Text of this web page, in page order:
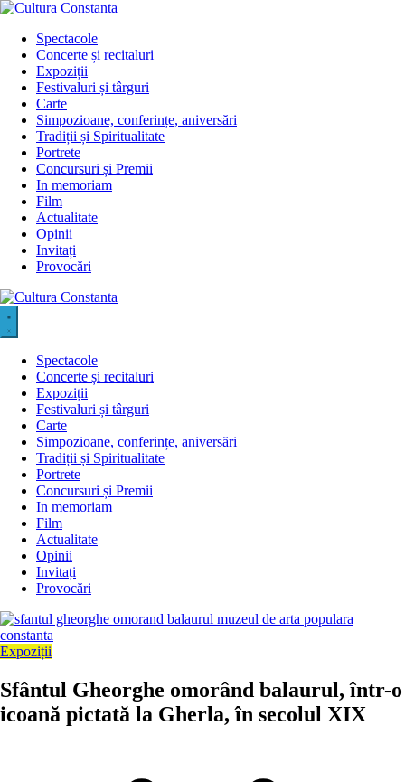
Sari
conținutSpectacole
Concerte și recitaluri
Expoziții
Festivaluri și târguri
Carte
Simpozioane, conferințe, aniversări
Tradiții și Spiritualitate
Portrete
Concursuri și Premii
In memoriam
Film
Actualitate
Opinii
Invitați
Provocări
Spectacole
Concerte și recitaluri
Expoziții
Festivaluri și târguri
Carte
Simpozioane, conferințe, aniversări
Tradiții și Spiritualitate
Portrete
Concursuri și Premii
In memoriam
Film
Actualitate
Opinii
Invitați
Provocări
Expoziții
Sfântul Gheorghe omorând balaurul, într-o
icoană pictată la Gherla, în secolul XIX